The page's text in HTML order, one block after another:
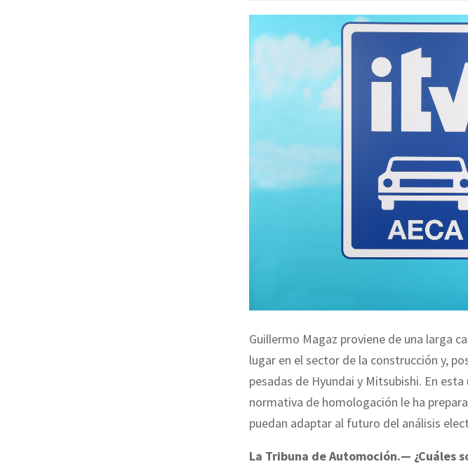
Guillermo Magaz proviene de una larga
lugar en el sector de la construcción y,
pesadas de Hyundai y Mitsubishi. En
normativa de homologación le ha
puedan adaptar al futuro del análisis
La Tribuna de Automoción.— ¿Cuáles